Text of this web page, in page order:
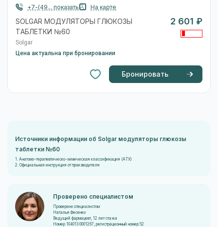
+7-(49... показать
На карте
SOLGAR МОДУЛЯТОРЫ ГЛЮКОЗЫ
ТАБЛЕТКИ №60
Solgar
Цена актуальна при бронировании
2 601 ₽
Бронировать
Источники информации об Solgar модуляторы глюкозы
таблетки №60
1. Анатомо-терапевтическо-химическая классификация (ATX)
2. Официальная инструкция от производителя
Проверено специалистом
Проверено специалистом
Наталья Фесенко
Ведущий фармацевт, 12 лет стажа
Номер 104013 0001267, регистрационный номер 52